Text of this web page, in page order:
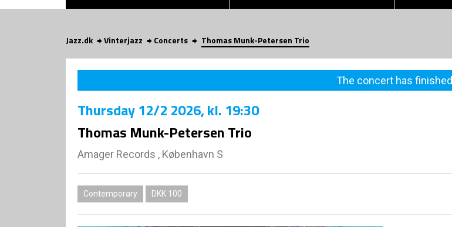
Jazz.dk Vinterjazz Concerts Thomas Munk-Petersen Trio
The concert has finished
Thursday12/2 2026, kl. 19:30
Thomas Munk-Petersen Trio
Amager Records , København S
Contemporary DKK 100